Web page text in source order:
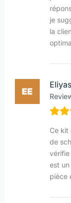
je
la
Ce kit
de
vérifie
est
pièce